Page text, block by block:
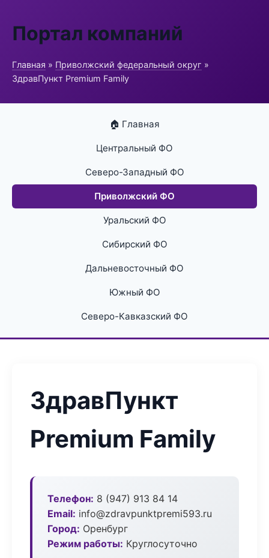
Портал компаний
Главная » Приволжский федеральный округ »
ЗдравПункт Premium Family
🏠 Главная
Центральный ФО
Северо-Западный ФО
Приволжский ФО
Уральский ФО
Сибирский ФО
Дальневосточный ФО
Южный ФО
Северо-Кавказский ФО
ЗдравПункт
Premium Family
Телефон: 8 (947) 913 84 14
Email: info@zdravpunktpremi593.ru
Город: Оренбург
Режим работы: Круглосуточно